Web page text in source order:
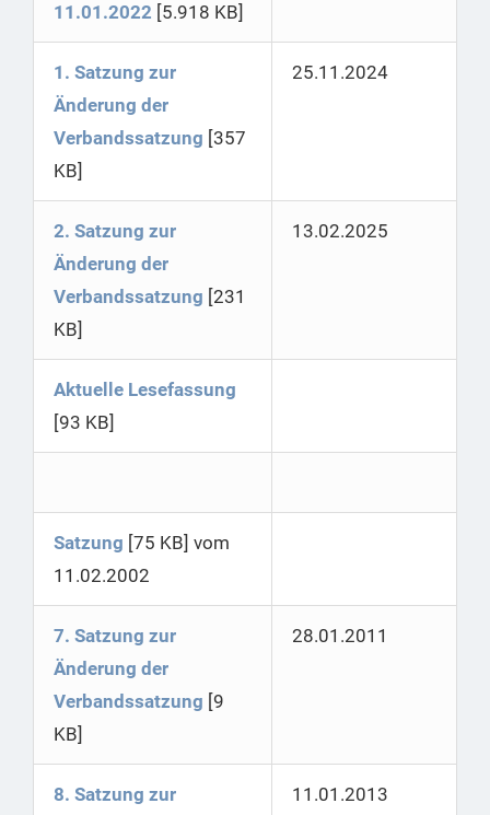
11.01.2022 [5.918 KB]
1. Satzung zur
Änderung der
Verbandssatzung [357
KB]
25.11.2024
2. Satzung zur
Änderung der
Verbandssatzung [231
KB]
13.02.2025
Aktuelle Lesefassung
[93 KB]
Satzung [75 KB] vom
11.02.2002
7. Satzung zur
Änderung der
Verbandssatzung [9
KB]
28.01.2011
8. Satzung zur
11.01.2013